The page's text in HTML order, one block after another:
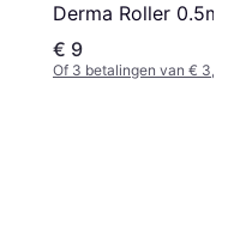
Derma Roller 0.5mm
€ 9
Of 3 betalingen van € 3,00/